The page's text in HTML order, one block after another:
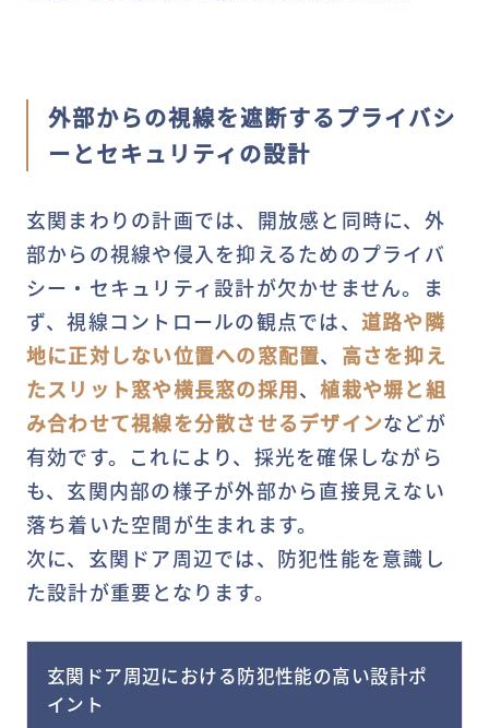
外部からの視線を遮断するプライバシ
ーとセキュリティの設計
玄関まわりの計画では、開放感と同時に、外
部からの視線や侵入を抑えるためのプライバ
シー・セキュリティ設計が欠かせません。ま
ず、視線コントロールの観点では、 道路や隣
地に正対しない位置への窓配置、 高さを抑え
たスリット窓や横長窓の採用、植栽や塀と組
み合わせて視線を分散させるデザインなどが
有効です。これにより、採光を確保しながら
も、玄関内部の様子が外部から直接見えない
落ち着いた空間が生まれます。
次に、玄関ドア周辺では、防犯性能を意識し
た設計が重要となります。
玄関ドア周辺における防犯性能の高い設計ポ
イント
MY DECKページで確認する